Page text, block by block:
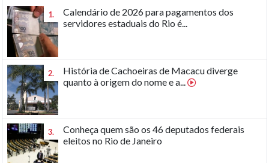
1.
Calendário de 2026 para pagamentos dos
servidores estaduais do Rio é...
2.
História de Cachoeiras de Macacu diverge
quanto à origem do nome e a...
3.
Conheça quem são os 46 deputados federais
eleitos no Rio de Janeiro